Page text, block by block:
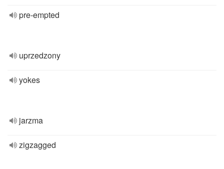
pre-empted
uprzedzony
yokes
jarzma
zigzagged